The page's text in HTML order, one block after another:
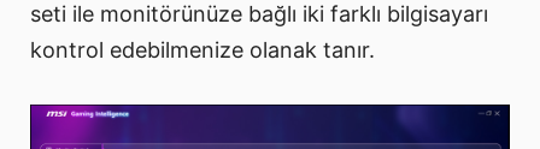
seti ile monitörünüze bağlı iki farklı bilgisayarı
kontrol edebilmenize olanak tanır.